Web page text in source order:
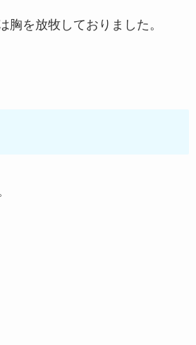
を放牧しておりました。